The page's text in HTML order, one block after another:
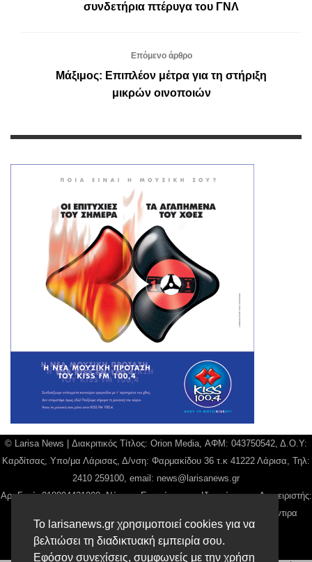
Το larisanews.gr χρησιμοποιεί cookies για να
βελτιώσει τη διαδικτυακή εμπειρία σου.
Εφόσον συνεχίσεις, συμφωνείς με την χρήση
συνδετήρια πτέρυγα του ΓΝΛ
Επόμενο άρθρο
Μάξιμος: Επιπλέον μέτρα για τη στήριξη
μικρών οινοποιών
© Larisa News | Διακριτικός Τίτλος: Orion Media, ΑΦΜ: 043750542, Δ.Ο.Υ:
Καρδίτσας, Υπο/μα Λάρισας, Δ/νση: Φαρμακίδου 36 τ.κ 41222 Λάρισα, Τηλ:
2410 259100, email: news@larisanews.gr
Αρ. Γεμή: 018804431000, Νόμιμος Εκπρόσωπος, Ιδιοκτήτης και Διαχειριστής:
Παναγιώτης Φιλίππου, Διευθύντρια: Γιαννουσά Βασιλική, Διευθύντιρα
Σύνταξης: Μπαλαμπάνη Βασιλική.
Δικαιούχος domain name Παναγιώτης Φιλίππου